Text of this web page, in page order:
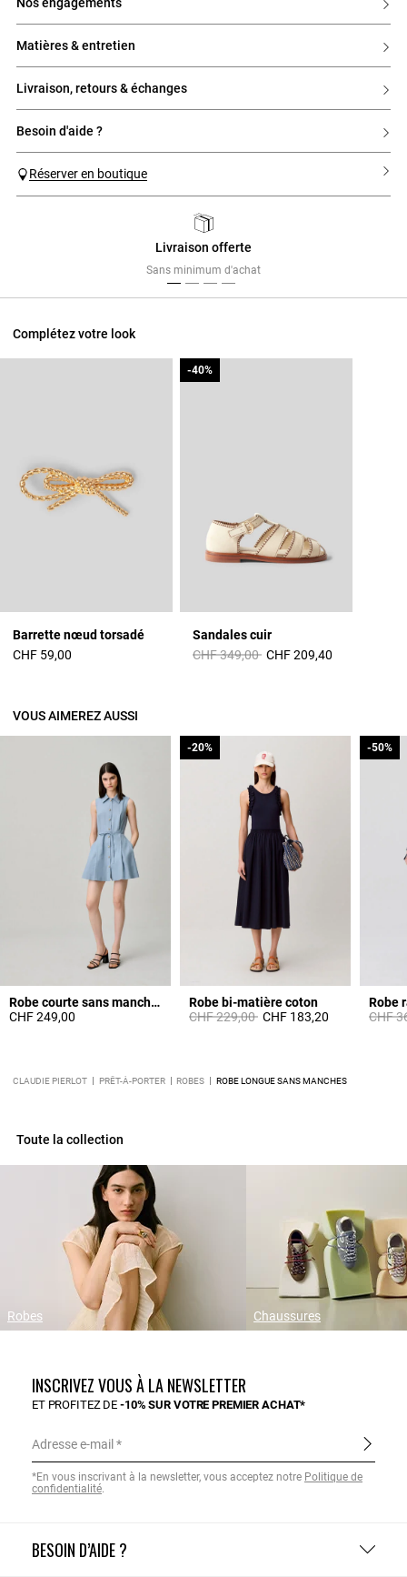
matières & entretien
livraison, retours & échanges
besoin d'aide ?
Réserver en boutique
Livraison offerte
Sans minimum d'achat
Complétez votre look
Barrette nœud torsadé
CHF 59,00
Sandales cuir
Prix réduit à partir de
CHF 349,00à
-40%
CHF 209,40
-40%
VOUS AIMEREZ AUSSI
Robe courte sans manches
CHF 249,00
Robe bi-matière coton
Prix réduit à partir de
CHF 229,00à
-20%
CHF 183,20
-20%
Robe
Prix
CHF
-50%
-50%
CLAUDIE PIERLOT PRÊT-À-PORTER ROBES ROBE LONGUE SANS MANCHES
Toute la collection
Robes Chaussures
BESOIN D’AIDE ?
INSCRIVEZ VOUS À LA NEWSLETTER
ET PROFITEZ DE-10% SUR VOTRE PREMIER ACHAT*
Adresse e-mail
*En vous inscrivant à la newsletter, vous acceptez notre Politique de
confidentialité.